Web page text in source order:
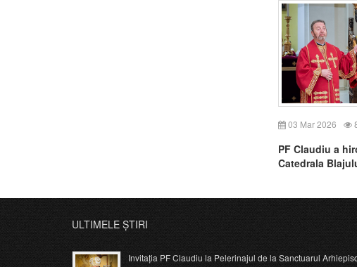
03 Mar 2026
PF Claudiu a
Catedrala
ULTIMELE ȘTIRI
Invitația PF Claudiu la Pelerinajul de la Sanctuarul